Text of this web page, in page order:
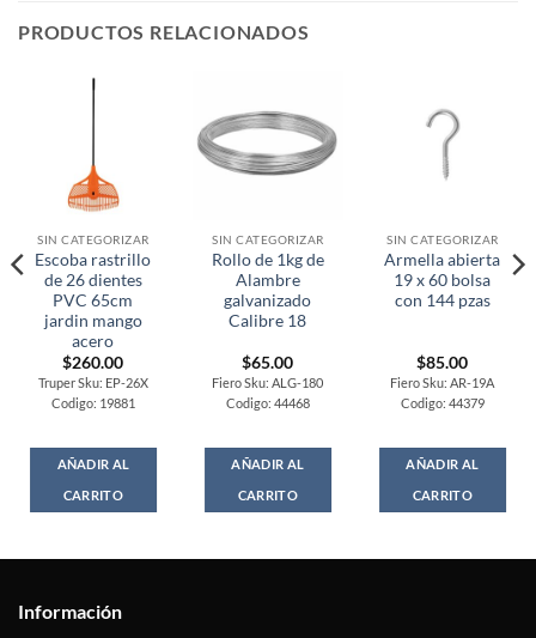
PRODUCTOS RELACIONADOS
SIN CATEGORIZAR
Escoba rastrillo
de 26 dientes
PVC 65cm
jardin mango
acero
$260.00
Truper Sku: EP-26X
Codigo: 19881
AÑADIR AL
CARRITO
SIN CATEGORIZAR
Rollo de 1kg de
Alambre
galvanizado
Calibre 18
$65.00
Fiero Sku: ALG-180
Codigo: 44468
AÑADIR AL
CARRITO
SIN CATEGORIZAR
Armella abierta
19 x 60 bolsa
con 144 pzas
$85.00
Fiero Sku: AR-19A
Codigo: 44379
AÑADIR AL
CARRITO
Información